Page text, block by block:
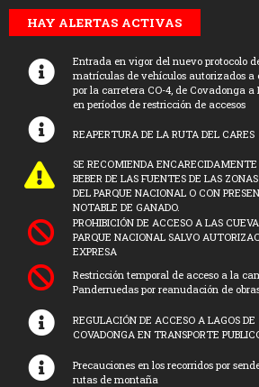
HAY ALERTAS ACTIVAS
Entrada en vigor del nuevo protocolo
matrículas de vehículos autorizados a
por la carretera CO-4, de Covadonga a
en períodos de restricción de accesos
REAPERTURA DE LA RUTA DEL CARES
SE RECOMIENDA
BEBER DE LAS FUENTES DE LAS
DEL PARQUE NACIONAL O CON
NOTABLE DE GANADO.
PROHIBICIÓN DE ACCESO A LAS
PARQUE NACIONAL SALVO
EXPRESA
Restricción temporal de acceso a la
Panderruedas por reanudación de
REGULACIÓN DE ACCESO A LAGOS DE
COVADONGA EN TRANSPORTE
Precauciones en los recorridos por
rutas de montaña